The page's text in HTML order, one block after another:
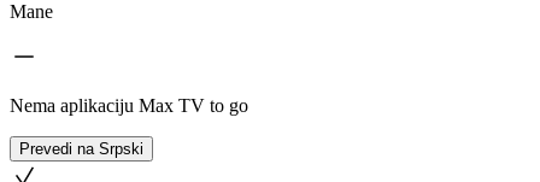
Mane
Nema aplikaciju Max TV to go
Prevedi na Srpski